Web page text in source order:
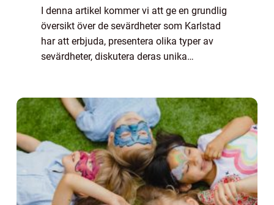
I denna artikel kommer vi att ge en grundlig
översikt över de sevärdheter som Karlstad
har att erbjuda, presentera olika typer av
sevärdheter, diskutera deras unika